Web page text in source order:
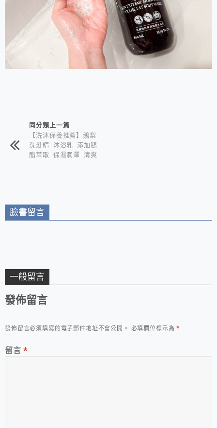
相連文章同分類上一篇
【洗沐保養推薦】鵝梨
洗髮精+沐浴乳 添加鵝
酯萃取 保濕潤澤 清爽
臉書留言
一般留言
發佈留言
發佈留言必須填寫的電子郵件地址不會公開。 必填欄位標示為*
留言 *